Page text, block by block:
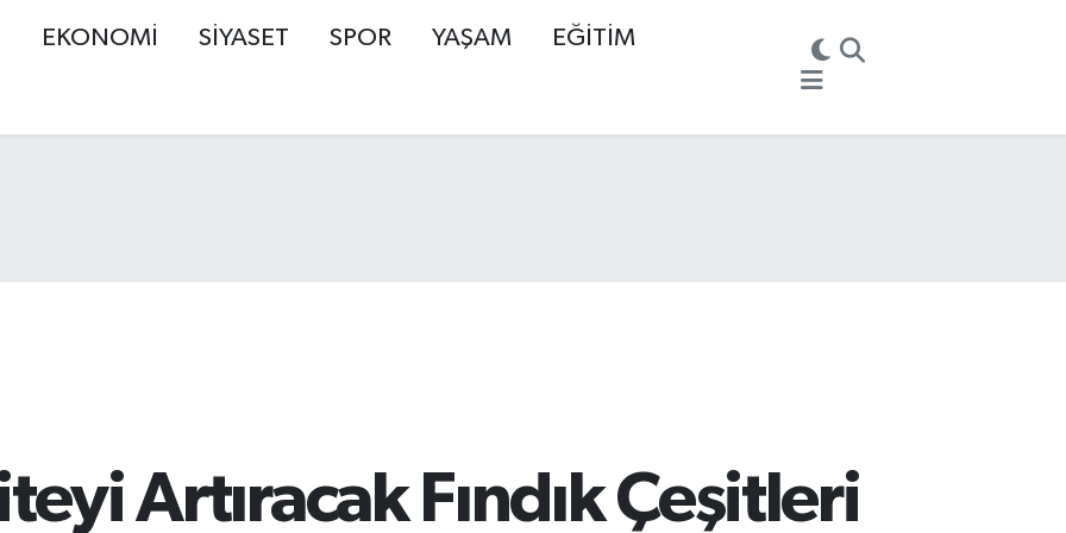
EKONOMİ SİYASET SPOR YAŞAM EĞİTİM
Artıracak Fındık Çeşitleri